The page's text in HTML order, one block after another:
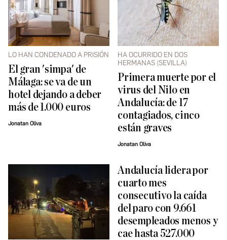
LO HAN CONDENADO A PRISIÓN
El gran 'simpa' de
Málaga: se va de un
hotel dejando a deber
más de 1.000 euros
Jonatan Oliva
HA OCURRIDO EN DOS
HERMANAS (SEVILLA)
Primera muerte por el
virus del Nilo en
Andalucía: de 17
contagiados, cinco
están graves
Jonatan Oliva
Andalucía lidera por
cuarto mes
consecutivo la caída
del paro con 9.661
desempleados menos y
cae hasta 527.000